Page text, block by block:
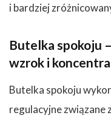
i bardziej
Butelka spokoju
wzrok i
Butelka spokoju
regulacyjne związane